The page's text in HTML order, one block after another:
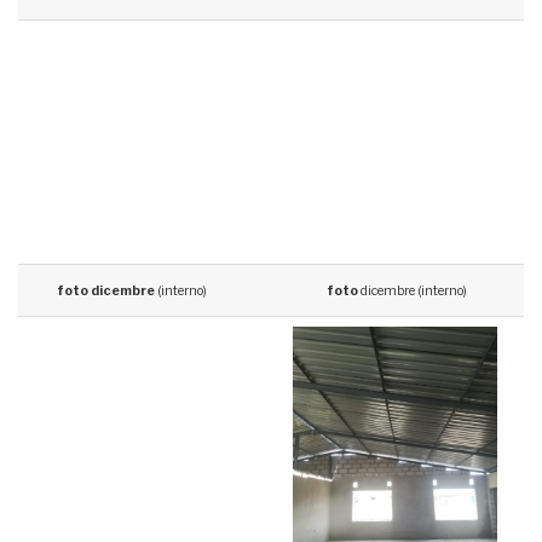
fotodicembre(interno)
dicembre
(interno)
Il Comune di Fano ha fatto una donazione per la